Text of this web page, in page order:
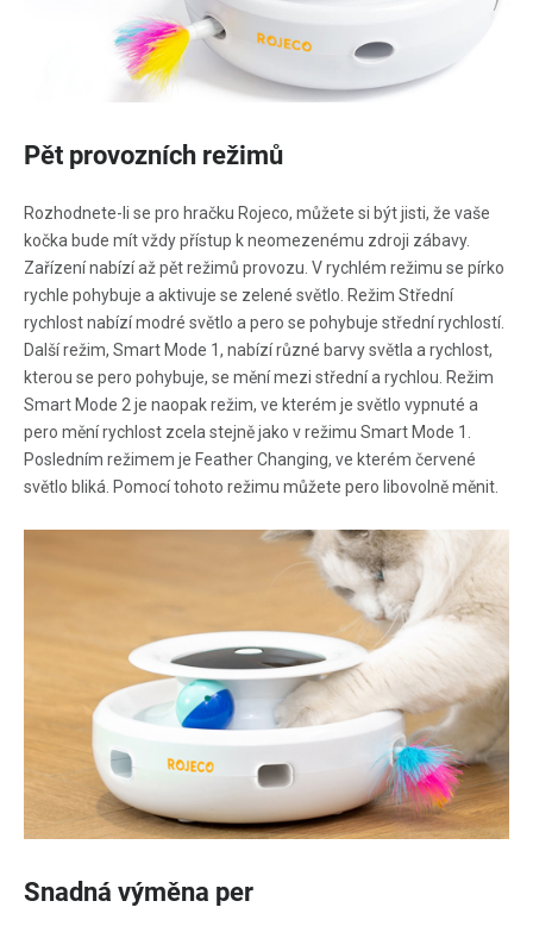
Pět provozních režimů
Rozhodnete-li se pro hračku Rojeco, můžete si být jisti, že vaše
kočka bude mít vždy přístup k neomezenému zdroji zábavy.
Zařízení nabízí až pět režimů provozu. V rychlém režimu se pírko
rychle pohybuje a aktivuje se zelené světlo. Režim Střední
rychlost nabízí modré světlo a pero se pohybuje střední rychlostí.
Další režim, Smart Mode 1, nabízí různé barvy světla a rychlost,
kterou se pero pohybuje, se mění mezi střední a rychlou. Režim
Smart Mode 2 je naopak režim, ve kterém je světlo vypnuté a
pero mění rychlost zcela stejně jako v režimu Smart Mode 1.
Posledním režimem je Feather Changing, ve kterém červené
světlo bliká. Pomocí tohoto režimu můžete pero libovolně měnit.
Snadná výměna per